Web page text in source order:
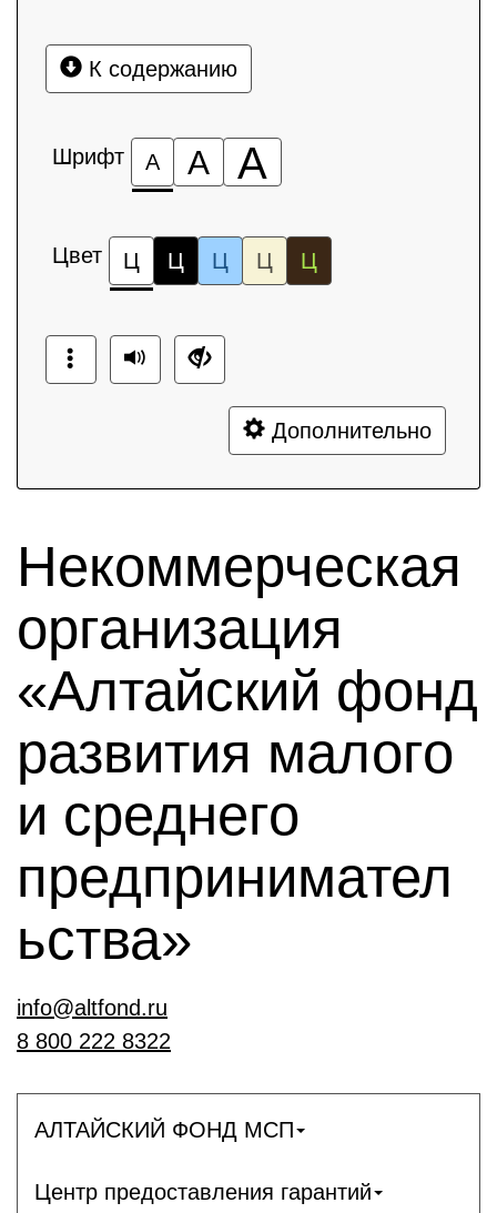
К содержанию
Шрифт А А А
Цвет Ц Ц Ц Ц Ц
Дополнительно
Некоммерческая
организация
«Алтайский фонд
развития малого
и среднего
предпринимател
ьства»
info@altfond.ru
8 800 222 8322
АЛТАЙСКИЙ ФОНД МСП
Центр предоставления гарантий